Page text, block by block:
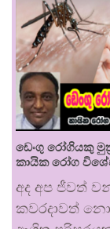
ඩෙංගු රෝගියකු
කායික රෝග
අද අප ජීවත්
කවරදාවත්